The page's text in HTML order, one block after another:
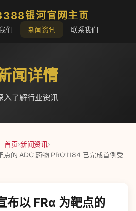
银河官网主页
们 新闻资讯 联系我们
闻详情
入了解行业资讯
首页›新闻资讯›
点的 ADC 药物 PRO1184 已完成首例受
布以 FRα 为靶点的